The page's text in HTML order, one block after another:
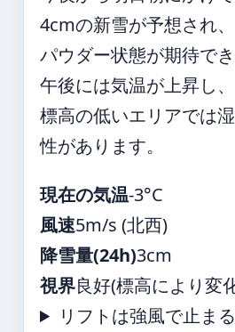
4cmの新雪が予想され、
パウダー状態が期待でき
午後には気温が上昇し、
標高の低いエリアでは
性があります。
現在の気温-3°C
風速5m/s (北西)
降雪量(24h)3cm
視界良好(標高により変
リフトは強風で止ま